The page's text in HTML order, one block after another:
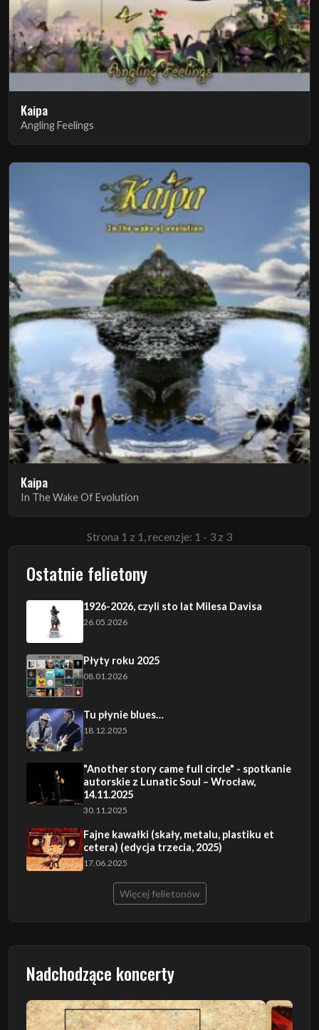
Kaipa
Angling Feelings
Kaipa
In The Wake Of Evolution
Strona 1 z 1, recenzje: 1 - 3 z 3
Ostatnie felietony
1926-2026, czyli sto lat Milesa Davisa
26.05.2026
Płyty roku 2025
08.01.2026
Tu płynie blues…
18.12.2025
"Another story came full circle" - spotkanie
autorskie z Lunatic Soul – Wrocław,
14.11.2025
30.11.2025
Fajne kawałki (skały, metalu, plastiku et
cetera) (edycja trzecia, 2025)
17.06.2025
Więcej felietonów
Nadchodzące koncerty